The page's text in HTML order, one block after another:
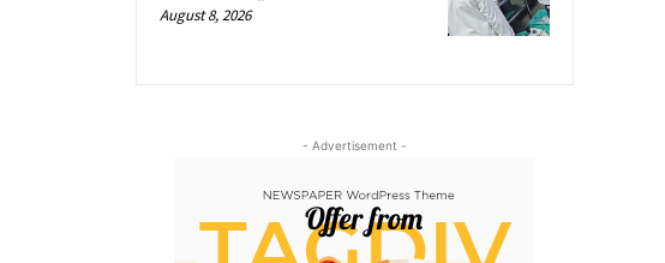
August 8, 2026
- Advertisement -